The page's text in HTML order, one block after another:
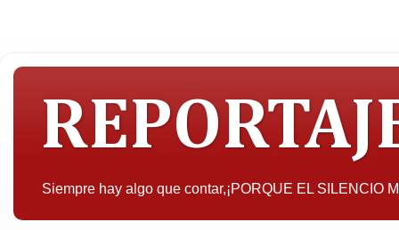
Siempre hay algo que contar,¡PORQUE EL SILENCIO